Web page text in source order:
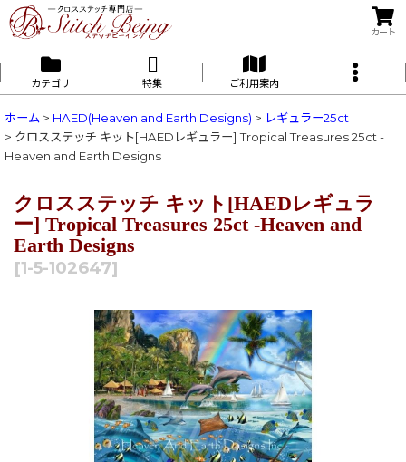
カート
カテゴリ 特集 ご利用案内
ホーム > HAED(Heaven and Earth Designs) > レギュラー25ct
> クロスステッチ キット[HAEDレギュラー] Tropical Treasures 25ct -
Heaven and Earth Designs
クロスステッチ キット[HAEDレギュラ
ー] Tropical Treasures 25ct -Heaven and
Earth Designs
[1-5-102647]